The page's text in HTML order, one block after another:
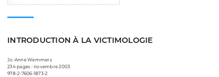
INTRODUCTION À LA VICTIMOLOGIE
Jo-Anne Wemmers
234 pages • novembre 2003
978-2-7606-1873-2